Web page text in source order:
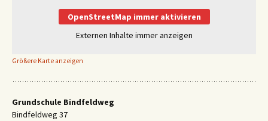
OpenStreetMap immer aktivieren
Externen Inhalte immer anzeigen
Größere Karte anzeigen
Grundschule Bindfeldweg
Bindfeldweg 37